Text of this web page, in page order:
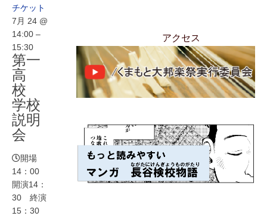
アクセス
よくあるご質問
チケット
7月 24 @
14:00 –
15:30
第一
高
校
学校
説明
会
開場
14：00
開演14：
30 終演
15：30